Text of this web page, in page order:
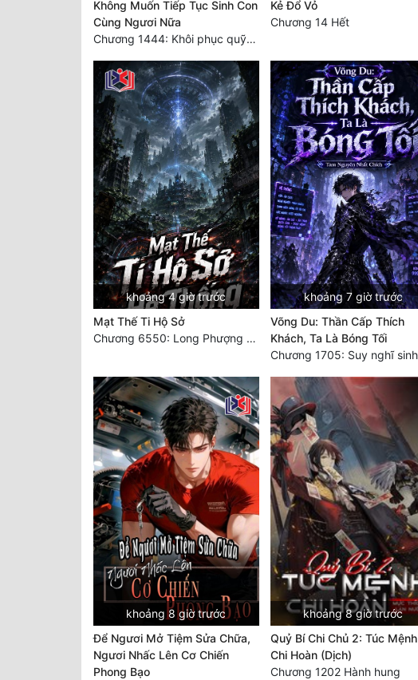
Không Muốn Tiếp Tục Sinh Con
Cùng Ngươi Nữa
Chương 1444: Khôi phục quỹ đạo
Kẻ Đổ Vỏ
Chương 14 Hết
khoảng 4 giờ trước
Mạt Thế Ti Hộ Sở
Chương 6550: Long Phượng Thần Trận
khoảng 7 giờ trước
Võng Du: Thần Cấp Thích
Khách, Ta Là Bóng Tối
khoảng 8 giờ trước
Để Ngươi Mở Tiệm Sửa Chữa,
Ngươi Nhấc Lên Cơ Chiến
Phong Bạo
khoảng 8 giờ trước
Quỷ Bí Chi Chủ 2: Túc Mệnh
Chi Hoàn (Dịch)
Chương 1202 Hành hung